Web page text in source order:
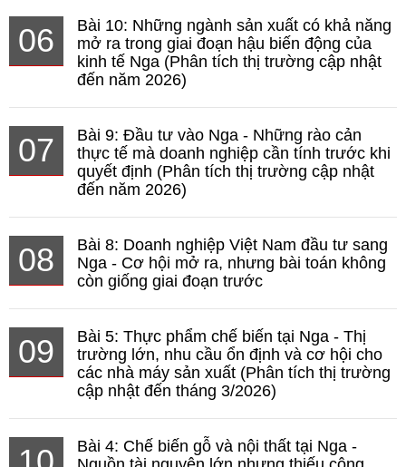
06
Bài 10: Những ngành sản xuất có khả năng
mở ra trong giai đoạn hậu biến động của
kinh tế Nga (Phân tích thị trường cập nhật
đến năm 2026)
07
Bài 9: Đầu tư vào Nga - Những rào cản
thực tế mà doanh nghiệp cần tính trước khi
quyết định (Phân tích thị trường cập nhật
đến năm 2026)
08
Bài 8: Doanh nghiệp Việt Nam đầu tư sang
Nga - Cơ hội mở ra, nhưng bài toán không
còn giống giai đoạn trước
09
Bài 5: Thực phẩm chế biến tại Nga - Thị
trường lớn, nhu cầu ổn định và cơ hội cho
các nhà máy sản xuất (Phân tích thị trường
cập nhật đến tháng 3/2026)
Bài 4: Chế biến gỗ và nội thất tại Nga -